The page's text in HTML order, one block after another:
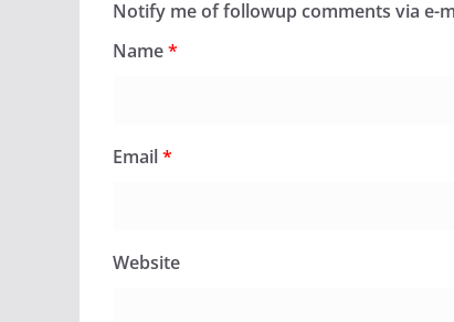
Notify me of followup comments via e-
Name*
Email*
Website